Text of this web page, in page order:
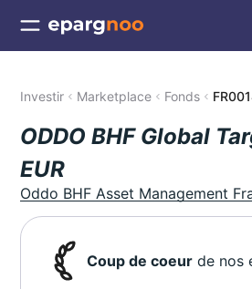
Investir Marketplace Fonds
ODDO BHF Global
EUR
Oddo BHF Asset Management
Coup de coeur de nos